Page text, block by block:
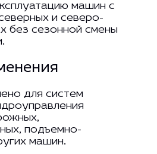
машин с
и северо-
без сезонной смены
для систем
подъемно-
машин.